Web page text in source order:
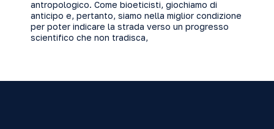
antropologico. Come bioeticisti, giochiamo di
anticipo e, pertanto, siamo nella miglior condizione
per poter indicare la strada verso un progresso
scientifico che non tradisca,